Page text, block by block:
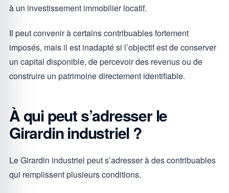
à un investissement immobilier locatif.
Il peut convenir à certains contribuables fortement
imposés, mais il est inadapté si l’objectif est de conserver
un capital disponible, de percevoir des revenus ou de
construire un patrimoine directement identifiable.
À qui peut s’adresser le
Girardin industriel ?
Le Girardin industriel peut s’adresser à des contribuables
qui remplissent plusieurs conditions.